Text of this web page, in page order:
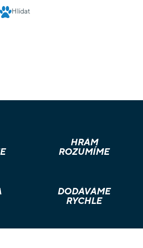
– Scénáře a kampaňové hraní. –
gangu. Všechny modely jsou
Hlídat
HRÁM
ROZUMÍME
DODÁVÁME
RYCHLE